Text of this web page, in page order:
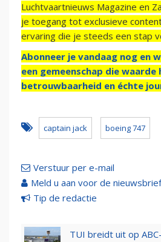
Luchtvaartnieuws Magazine en
je toegang tot exclusieve
ervaring die je steeds een stap
Abonneer je vandaag nog en
een gemeenschap die
betrouwbaarheid en échte
captain jack boeing 747
Verstuur per e-mail
Meld u aan voor de nieuwsbrief
Tip de redactie
TUI breidt uit op